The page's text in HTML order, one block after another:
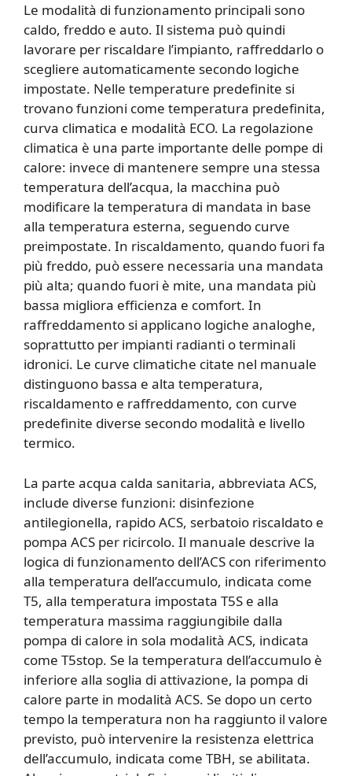
Le modalità di funzionamento principali sono
caldo, freddo e auto. Il sistema può quindi
lavorare per riscaldare l’impianto, raffreddarlo o
scegliere automaticamente secondo logiche
impostate. Nelle temperature predefinite si
trovano funzioni come temperatura predefinita,
curva climatica e modalità ECO. La regolazione
climatica è una parte importante delle pompe di
calore: invece di mantenere sempre una stessa
temperatura dell’acqua, la macchina può
modificare la temperatura di mandata in base
alla temperatura esterna, seguendo curve
preimpostate. In riscaldamento, quando fuori fa
più freddo, può essere necessaria una mandata
più alta; quando fuori è mite, una mandata più
bassa migliora efficienza e comfort. In
raffreddamento si applicano logiche analoghe,
soprattutto per impianti radianti o terminali
idronici. Le curve climatiche citate nel manuale
distinguono bassa e alta temperatura,
riscaldamento e raffreddamento, con curve
predefinite diverse secondo modalità e livello
termico.
La parte acqua calda sanitaria, abbreviata ACS,
include diverse funzioni: disinfezione
antilegionella, rapido ACS, serbatoio riscaldato e
pompa ACS per ricircolo. Il manuale descrive la
logica di funzionamento dell’ACS con riferimento
alla temperatura dell’accumulo, indicata come
T5, alla temperatura impostata T5S e alla
temperatura massima raggiungibile dalla
pompa di calore in sola modalità ACS, indicata
come T5stop. Se la temperatura dell’accumulo è
inferiore alla soglia di attivazione, la pompa di
calore parte in modalità ACS. Se dopo un certo
tempo la temperatura non ha raggiunto il valore
previsto, può intervenire la resistenza elettrica
dell’accumulo, indicata come TBH, se abilitata.